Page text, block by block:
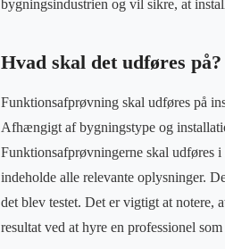
bygningsindustrien og vil sikre, at
Hvad skal det udføres på?
Funktionsafprøvning skal udføres på
Afhængigt af bygningstype og
Funktionsafprøvningerne skal udføres
indeholde alle relevante oplysninger.
det blev testet. Det er vigtigt at notere,
resultat ved at hyre en professionel